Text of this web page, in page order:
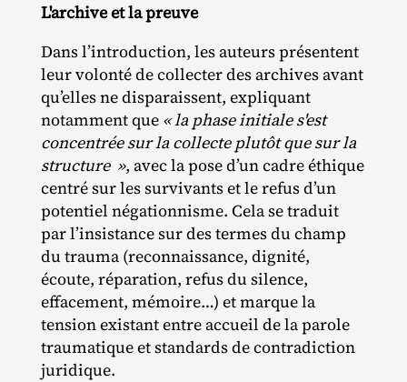
L'archive et la preuve
Dans l’introduction, les auteurs présentent
leur volonté de collecter des archives avant
qu’elles ne disparaissent, expliquant
notamment que« la phase initiale s'est
concentrée sur la collecte plutôt que sur la
structure », avec la pose d’un cadre éthique
centré sur les survivants et le refus d’un
potentiel négationnisme. Cela se traduit
par l’insistance sur des termes du champ
du trauma (reconnaissance, dignité,
écoute, réparation, refus du silence,
effacement, mémoire…) et marque la
tension existant entre accueil de la parole
traumatique et standards de contradiction
juridique.